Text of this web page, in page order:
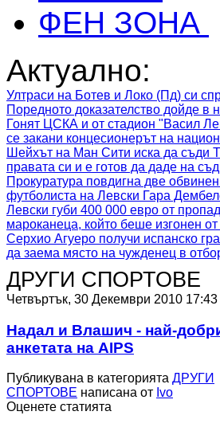
ФЕН ЗОНА
Актуално:
Ултраси на Ботев и Локо (Пд) си
Поредното доказателство дойде в
Гонят ЦСКА и от стадион "Васил
се закани концесионерът на
Шейхът на Ман Сити иска да съди
правата си и е готов да даде на
Прокуратура повдигна две
футболиста на Левски Гара
Левски губи 400 000 евро от
мароканеца, който беше изгонен
Серхио Агуеро получи испанско
да заема място на чужденец в
ДРУГИ СПОРТОВЕ
Четвъртък, 30 Декември 2010 17:43
Надал и Влашич - най-
анкетата на AIPS
Публикувана в категорията ДРУГИ
СПОРТОВЕ написана от Ivo
Оценете статията